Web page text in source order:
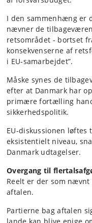
I den sammenhæng er
nævner de
retsområdet - bortset
konsekvenserne af
i EU-samarbejdet”.
Måske synes de
efter at Danmark har
primære fortælling
sikkerhedspolitik.
EU-diskussionen
eksistentielt niveau,
Danmark udtagelser.
Overgang til
Reelt er der som
aftalen.
Partierne bag aftalen